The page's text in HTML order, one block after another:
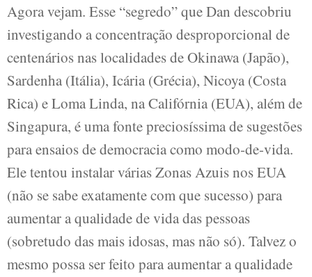
Agora vejam. Esse “segredo” que Dan descobriu
investigando a concentração desproporcional de
centenários nas localidades de Okinawa (Japão),
Sardenha (Itália), Icária (Grécia), Nicoya (Costa
Rica) e Loma Linda, na Califórnia (EUA), além de
Singapura, é uma fonte preciosíssima de sugestões
para ensaios de democracia como modo-de-vida.
Ele tentou instalar várias Zonas Azuis nos EUA
(não se sabe exatamente com que sucesso) para
aumentar a qualidade de vida das pessoas
(sobretudo das mais idosas, mas não só). Talvez o
mesmo possa ser feito para aumentar a qualidade